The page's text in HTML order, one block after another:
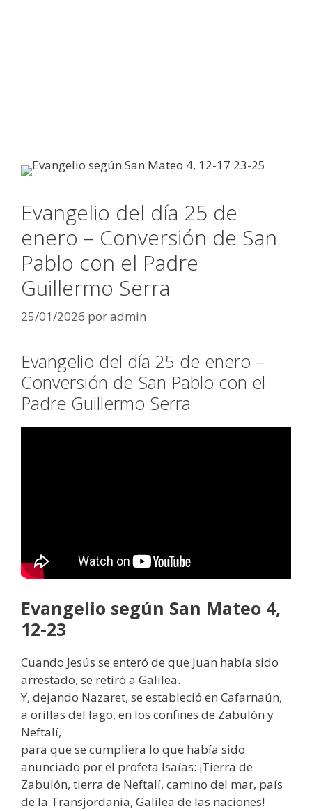
Evangelio del día 25 de
enero – Conversión de San
Pablo con el Padre
Guillermo Serra
25/01/2026 poradmin
Evangelio del día 25 de enero –
Conversión de San Pablo con el
Padre Guillermo Serra
Evangelio según San Mateo 4,
12-23
Cuando Jesús se enteró de que Juan había sido
arrestado, se retiró a Galilea.
Y, dejando Nazaret, se estableció en Cafarnaún,
a orillas del lago, en los confines de Zabulón y
Neftalí,
para que se cumpliera lo que había sido
anunciado por el profeta Isaías: ¡Tierra de
Zabulón, tierra de Neftalí, camino del mar, país
de la Transjordania, Galilea de las naciones!